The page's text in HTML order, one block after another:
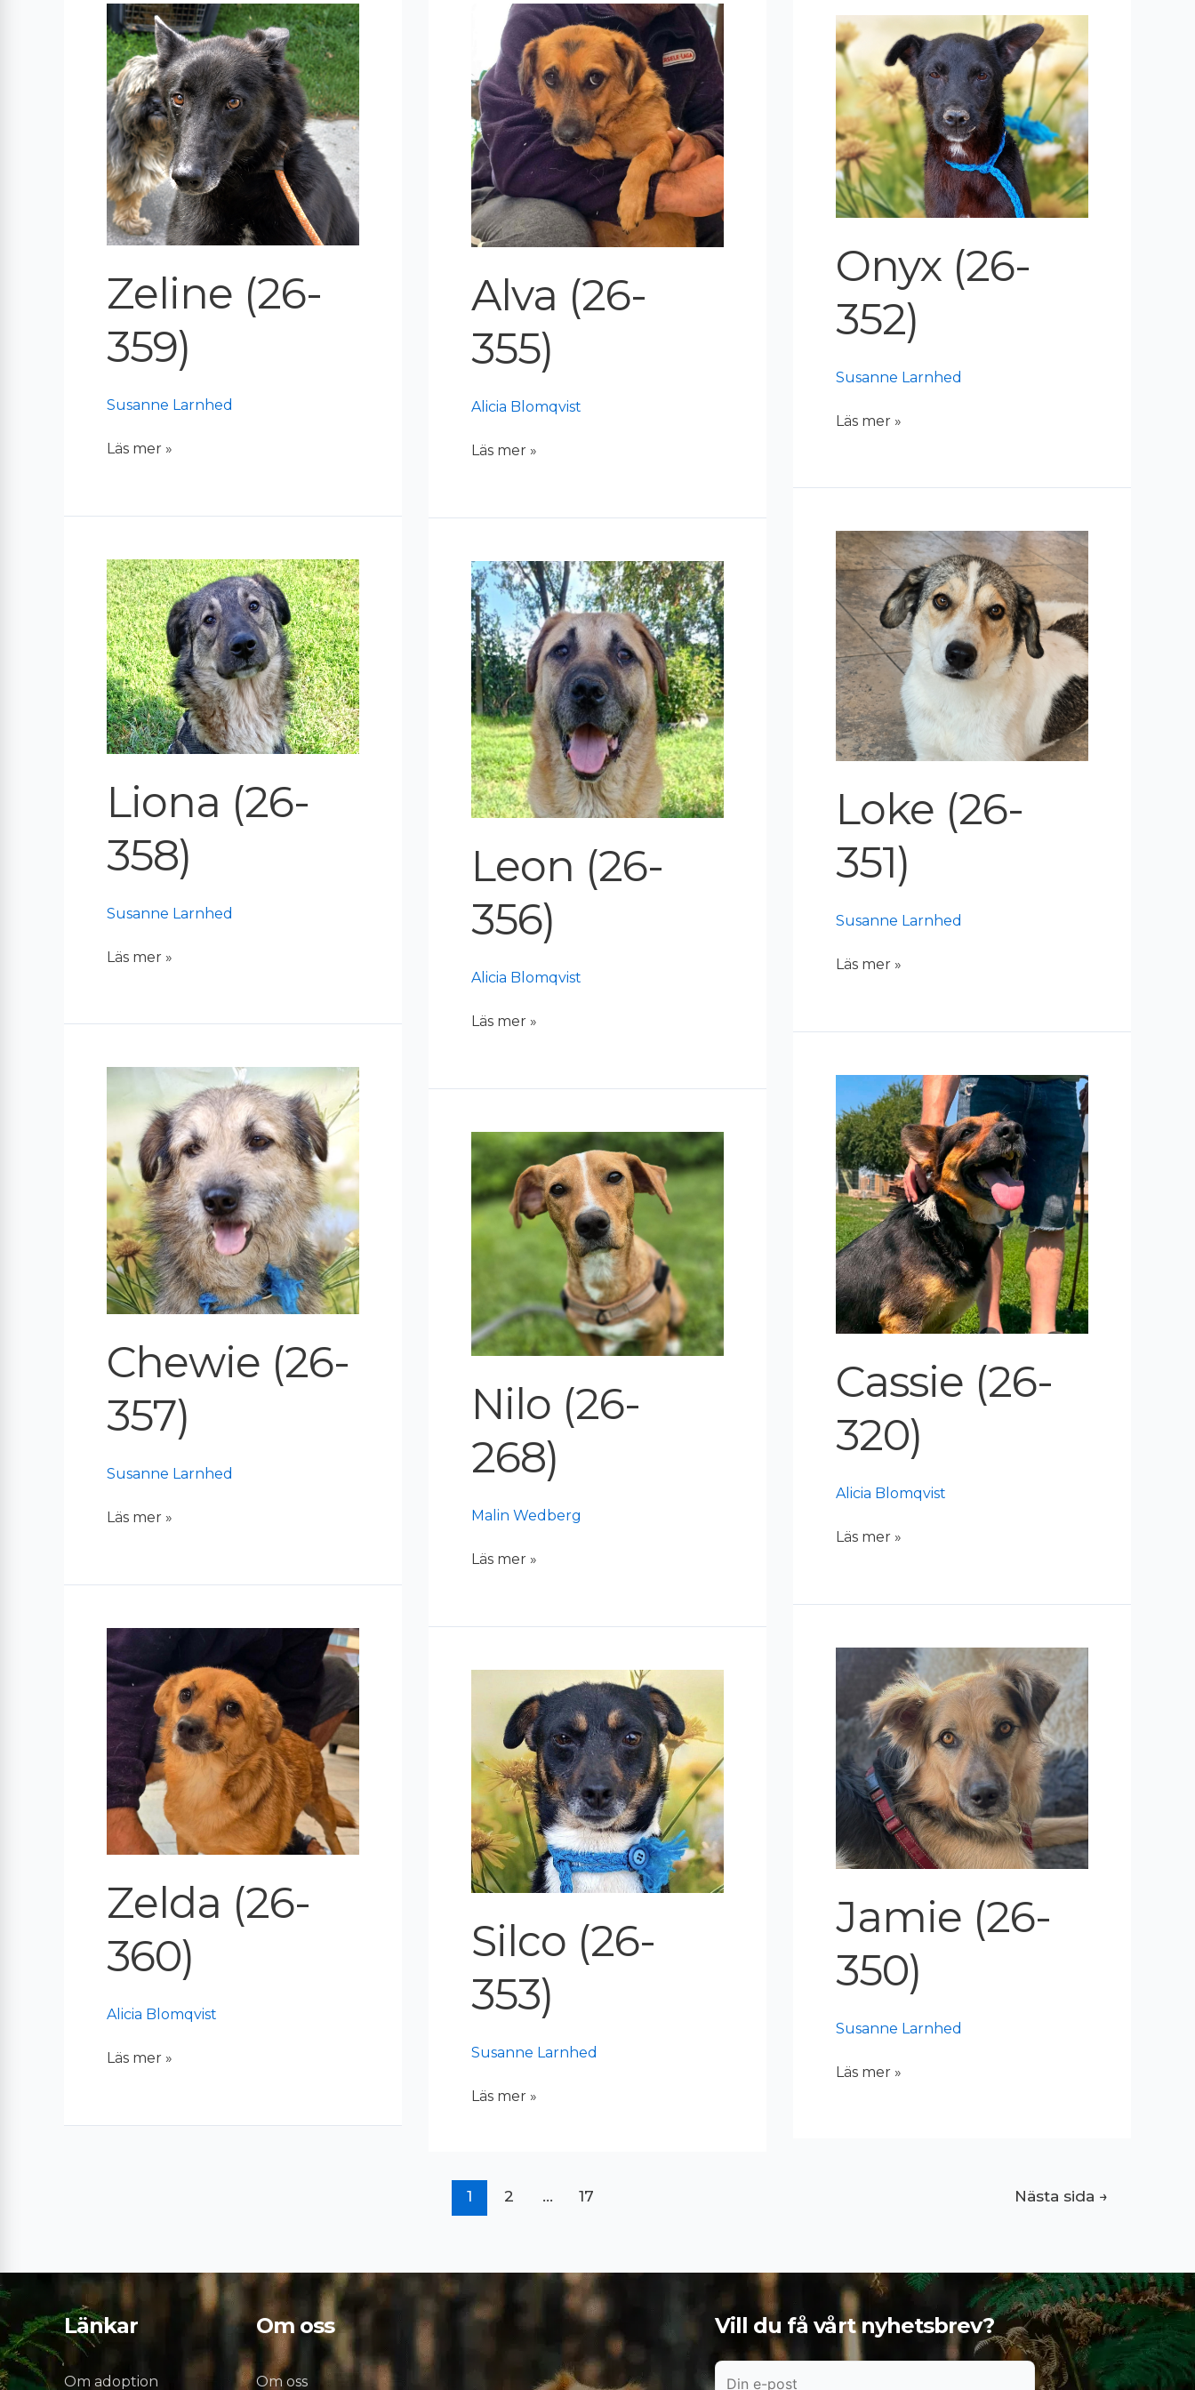
Zeline (26-
359)
Susanne Larnhed
Zeline
(26-
359)
Läs mer »
Liona (26-
358)
Susanne Larnhed
Liona
(26-
358)
Läs mer »
Chewie (26-
357)
Susanne Larnhed
Läs mer »
Zelda (26-
360)
Alicia Blomqvist
Zelda
(26-
360)
Läs mer »
Alva (26-
355)
Alicia Blomqvist
355)
Läs mer »
Leon (26-
356)
Alicia Blomqvist
Leon
(26-
356)
Läs mer »
Nilo (26-
268)
Malin Wedberg
Nilo
(26-
268)
Läs mer »
Silco (26-
353)
Susanne Larnhed
(26-
Läs mer »
Onyx (26-
352)
Susanne Larnhed
Onyx
(26-
352)
Läs mer »
Loke (26-
351)
Susanne Larnhed
Loke
(26-
351)
Läs mer »
Cassie (26-
320)
Alicia Blomqvist
(26-
320)
Läs mer »
Jamie (26-
350)
Susanne Larnhed
350)
Läs mer »
1 2 … 17 Nästa sida →
Länkar
Om adoption
Om oss
Om oss
Vill du få vårt nyhetsbrev?